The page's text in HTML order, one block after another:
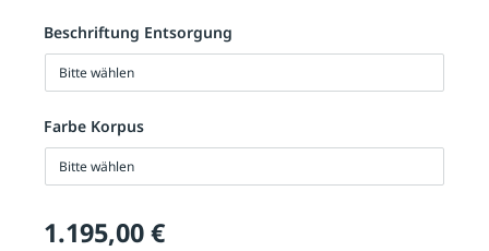
Beschriftung Entsorgung
Bitte wählen
Farbe Korpus
Bitte wählen
1.195,00 €